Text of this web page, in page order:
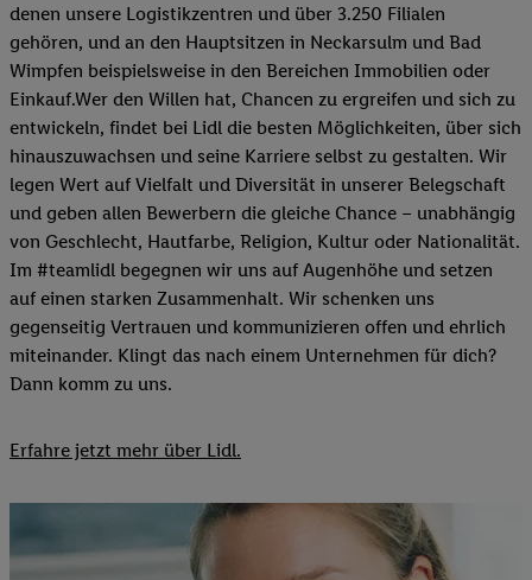
denen unsere Logistikzentren und über 3.250 Filialen
gehören, und an den Hauptsitzen in Neckarsulm und Bad
Wimpfen beispielsweise in den Bereichen Immobilien oder
Einkauf.Wer den Willen hat, Chancen zu ergreifen und sich zu
entwickeln, findet bei Lidl die besten Möglichkeiten, über sich
hinauszuwachsen und seine Karriere selbst zu gestalten. Wir
legen Wert auf Vielfalt und Diversität in unserer Belegschaft
und geben allen Bewerbern die gleiche Chance – unabhängig
von Geschlecht, Hautfarbe, Religion, Kultur oder Nationalität.
Im #teamlidl begegnen wir uns auf Augenhöhe und setzen
auf einen starken Zusammenhalt. Wir schenken uns
gegenseitig Vertrauen und kommunizieren offen und ehrlich
miteinander. Klingt das nach einem Unternehmen für dich?
Dann komm zu uns.​
Erfahre jetzt mehr über Lidl.